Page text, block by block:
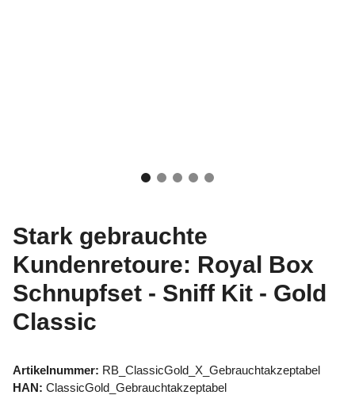
Stark gebrauchte
Kundenretoure: Royal Box
Schnupfset - Sniff Kit - Gold
Classic
Artikelnummer: RB_ClassicGold_X_Gebrauchtakzeptabel
HAN: ClassicGold_Gebrauchtakzeptabel